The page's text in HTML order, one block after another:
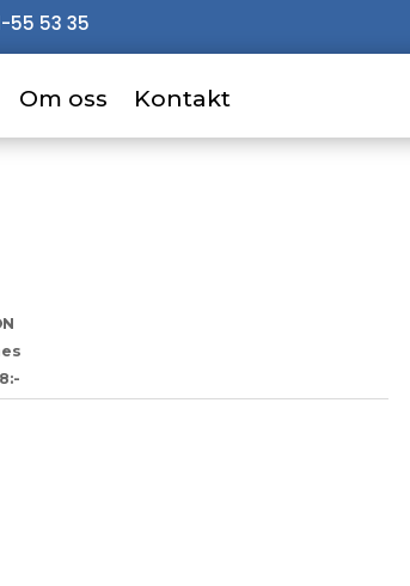
55 53 35
Om oss Kontakt
Om oss Kontakt